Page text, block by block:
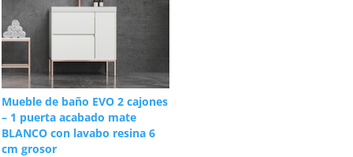
Mueble de baño EVO 2 cajones
– 1 puerta acabado mate
BLANCO con lavabo resina 6
cm grosor